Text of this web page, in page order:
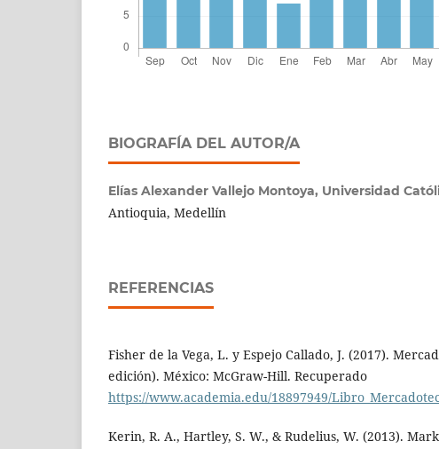
BIOGRAFÍA DEL AUTOR/A
Elías Alexander Vallejo Montoya, Universidad
Antioquia, Medellín
REFERENCIAS
Fisher de la Vega, L. y Espejo Callado, J. (2017).
edición). México: McGraw-Hill. Recuperado
https://www.academia.edu/18897949/
Kerin, R. A., Hartley, S. W., & Rudelius, W. (2013).